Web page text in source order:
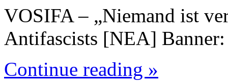
VOSIFA – „Niemand ist
Antifascists [NEA]
Continue reading »